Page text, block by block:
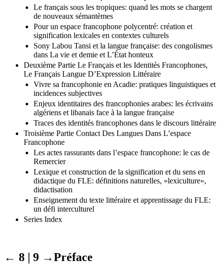
Le français sous les tropiques: quand les mots se chargent
de nouveaux sémantèmes
Pour un espace francophone polycentré: création et
signification lexicales en contextes culturels
Sony Labou Tansi et la langue française: des congolismes
dans La vie et demie et L’État honteux
Deuxième Partie Le Français et les Identités Francophones,
Le Français Langue D’Expression Littéraire
Vivre sa francophonie en Acadie: pratiques linguistiques et
incidences subjectives
Enjeux identitaires des francophonies arabes: les écrivains
algériens et libanais face à la langue française
Traces des identités francophones dans le discours littéraire
Troisième Partie Contact Des Langues Dans L’espace
Francophone
Les actes rassurants dans l’espace francophone: le cas de
Remercier
Lexique et construction de la signification et du sens en
didactique du FLE: définitions naturelles, «lexiculture»,
didactisation
Enseignement du texte littéraire et apprentissage du FLE:
un défi interculturel
Series Index
← 8 | 9 →Préface